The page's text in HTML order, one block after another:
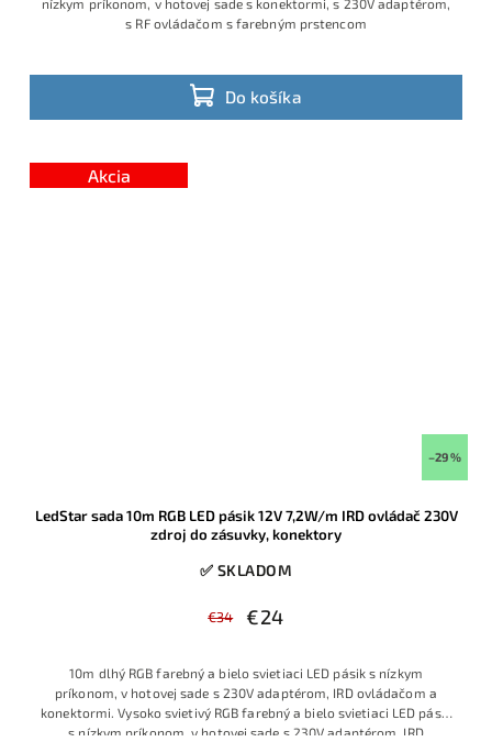
Do košíka
nízkym príkonom, v hotovej sade s konektormi, s 230V adaptérom,
s RF ovládačom s farebným prstencom
Akcia
–29 %
LedStar sada 10m RGB LED pásik 12V 7,2W/m IRD ovládač 230V
zdroj do zásuvky, konektory
✅ SKLADOM
€34 €24
10m dlhý RGB farebný a bielo svietiaci LED pásik s nízkym
príkonom, v hotovej sade s 230V adaptérom, IRD ovládačom a
konektormi. Vysoko svietivý RGB farebný a bielo svietiaci LED pásik
s nízkym príkonom, v hotovej sade s 230V adaptérom, IRD